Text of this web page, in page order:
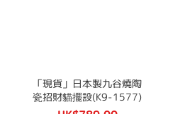
「現貨」日本製九谷燒陶
瓷招財貓擺設(K9-1577)